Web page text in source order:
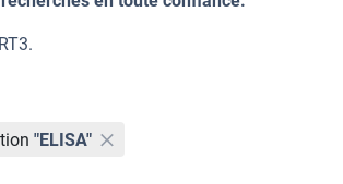
"ELISA"